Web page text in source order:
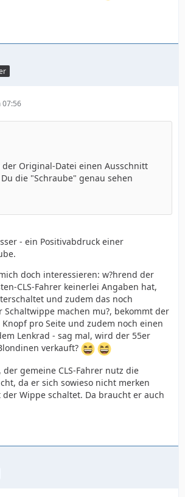
07:56
der Original-Datei einen Ausschnitt
die "Schraube" genau sehen
- ein Positivabdruck einer
doch interessieren: w?hrend der
CLS-Fahrer keinerlei Angaben hat,
und zudem das noch
machen mu?, bekommt der
pro Seite und zudem noch einen
Lenkrad - sag mal, wird der 55er
verkauft?
der gemeine CLS-Fahrer nutz die
da er sich sowieso nicht merken
Wippe schaltet. Da braucht er auch